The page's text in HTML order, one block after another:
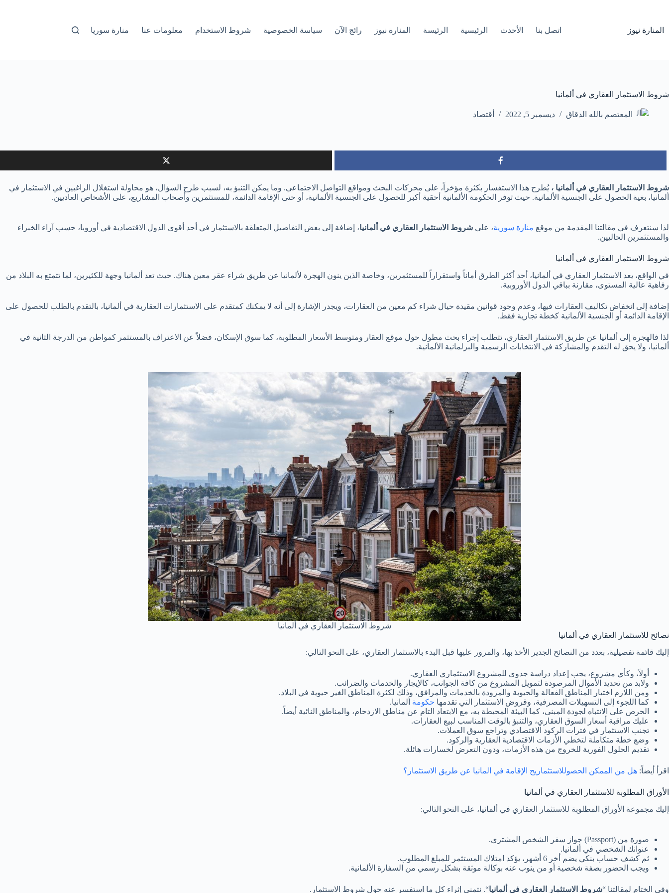
المنارة نيوز اتصل بنا الأحدث الرئيسية الرئیسة المنارة نيوز رائج الآن سياسة الخصوصية شروط الاستخدام معلومات عنا منارة سوريا
شروط الاستثمار العقاري في ألمانيا
المعتصم بالله الدقاق ديسمبر 5, 2022 أقتصاد
شروط الاستثمار العقاري في ألمانيا ،يُطرح هذا الاستفسار بكثرة مؤخراً، على محركات البحث ومواقع التواصل الاجتماعي. وما يمكن التنبؤ به، لسبب طرح السؤال، هو محاولة استغلال الراغبين في الاستثمار في
ألمانيا، بغية الحصول على الجنسية الألمانية. حيث توفر الحكومة الألمانية أحقية أكبر للحصول على الجنسية الألمانية، أو حتى الإقامة الدائمة، للمستثمرين وأصحاب المشاريع، على الأشخاص العاديين.
لذا سنتعرف في مقالتنا المقدمة من موقع منارة سورية، على شروط الاستثمار العقاري في ألمانيا، إضافة إلى بعض التفاصيل المتعلقة بالاستثمار في أحد أقوى الدول الاقتصادية في أوروبا، حسب آراء الخبراء
والمستثمرين الحاليين.
شروط الاستثمار العقاري في ألمانيا
في الواقع، يعد الاستثمار العقاري في ألمانيا، أحد أكثر الطرق أماناً واستقراراً للمستثمرين، وخاصة الذين ينون الهجرة لألمانيا عن طريق شراء عقر معين هناك. حيث تعد ألمانيا وجهة للكثيرين، لما تتمتع به البلاد من
رفاهية عالية المستوى، مقارنة بباقي الدول الأوروبية.
إضافة إلى انخفاض تكاليف العقارات فيها، وعدم وجود قوانين مقيدة حيال شراء كم معين من العقارات، ويجدر الإشارة إلى أنه لا يمكنك كمتقدم على الاستثمارات العقارية في ألمانيا، بالتقدم بالطلب للحصول على
الإقامة الدائمة أو الجنسية الألمانية كخطة تجارية فقط.
لذا فالهجرة إلى ألمانيا عن طريق الاستثمار العقاري، تتطلب إجراء بحث مطول حول موقع العقار ومتوسط الأسعار المطلوبة، كما سوق الإسكان، فضلاً عن الاعتراف بالمستثمر كمواطن من الدرجة الثانية في
ألمانيا، ولا يحق له التقدم والمشاركة في الانتخابات الرسمية والبرلمانية الألمانية.
شروط الاستثمار العقاري في ألمانيا
نصائح للاستثمار العقاري في ألمانيا
إليك قائمة تفصيلية، بعدد من النصائح الجدير الأخذ بها، والمرور عليها قبل البدء بالاستثمار العقاري، على النحو التالي:
أولاً، وكأي مشروع، يجب إعداد دراسة جدوى للمشروع الاستثماري العقاري.
ولابد من تحديد الأموال المرصودة لتمويل المشروع من كافة الجوانب، كالإيجار والخدمات والضرائب.
ومن اللازم اختيار المناطق الفعالة والحيوية والمزودة بالخدمات والمرافق، وذلك لكثرة المناطق الغير حيوية في البلاد.
كما اللجوء إلى التسهيلات المصرفية، وقروض الاستثمار التي تقدمها حكومة ألمانيا.
الحرص على الانتباه لجودة المبنى، كما البيئة المحيطة به، مع الابتعاد التام عن مناطق الازدحام، والمناطق النائية أيضاً.
عليك مراقبة أسعار السوق العقاري، والتنبؤ بالوقت المناسب لبيع العقارات.
تجنب الاستثمار في فترات الركود الاقتصادي وتراجع سوق العملات.
وضع خطة متكاملة لتخطي الأزمات الاقتصادية العقارية والركود.
تقديم الحلول الفورية للخروج من هذه الأزمات، ودون التعرض لخسارات هائلة.
اقرأ أيضاً: هل من الممكن الحصوللاستثماريح الإقامة في المانيا عن طريق الاستثمار؟
الأوراق المطلوبة للاستثمار العقاري في ألمانيا
إليك مجموعة الأوراق المطلوبة للاستثمار العقاري في ألمانيا، على النحو التالي:
صورة من (Passport) جواز سفر الشخص المشتري.
عنوانك الشخصي في ألمانيا.
ثم كشف حساب بنكي يضم أخر 6 أشهر، يؤكد امتلاك المستثمر للمبلغ المطلوب.
ويجب الحضور بصفة شخصية أو من ينوب عنه بوكالة موثقة بشكل رسمي من السفارة الألمانية.
وفي الختام لمقالتنا “شروط الاستثمار العقاري في ألمانيا“. نتمنى إثراء كل ما استفسر عنه حول شروط الاستثمار.